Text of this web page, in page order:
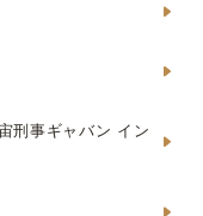
刑事ギャバン イン